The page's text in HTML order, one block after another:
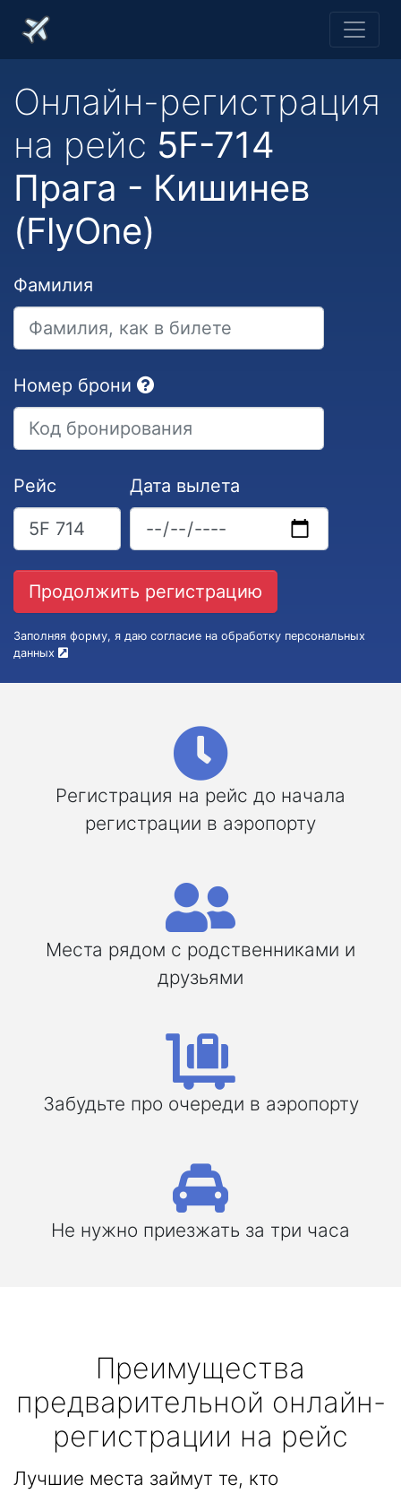
Онлайн-регистрация
на рейс 5F-714
Прага - Кишинев
(FlyOne)
Фамилия
Номер брони
Рейс Дата вылета
Заполняя форму, я даю согласие на обработку персональных
данных
Регистрация на рейс до начала
регистрации в аэропорту
Места рядом с родственниками и
друзьями
Забудьте про очереди в аэропорту
Не нужно приезжать за три часа
Преимущества
предварительной онлайн-
регистрации на рейс
Лучшие места займут те, кто